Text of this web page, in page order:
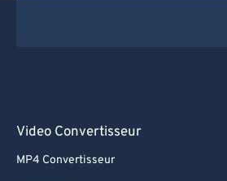
Video Convertisseur
MP4 Convertisseur